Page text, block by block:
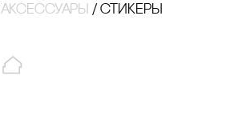
аксессуары / стикеры